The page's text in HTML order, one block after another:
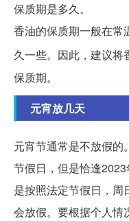
保质期是多久。
香油的保质期一般在常
久一些。因此，建议将
保质期。
元宵放几天
元宵节通常是不放假的
节假日，但是恰逢
是按照法定节假日，周
会放假。要根据个人情